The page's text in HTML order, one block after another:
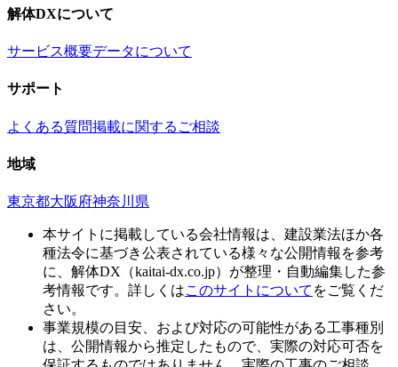
解体DXについて
サービス概要データについて
サポート
よくある質問掲載に関するご相談
地域
東京都大阪府神奈川県
本サイトに掲載している会社情報は、建設業法ほか各
種法令に基づき公表されている様々な公開情報を参考
に、解体DX（kaitai-dx.co.jp）が整理・自動編集した参
考情報です。詳しくはこのサイトについて をご覧くだ
さい。
事業規模の目安、および対応の可能性がある工事種別
は、公開情報から推定したもので、実際の対応可否を